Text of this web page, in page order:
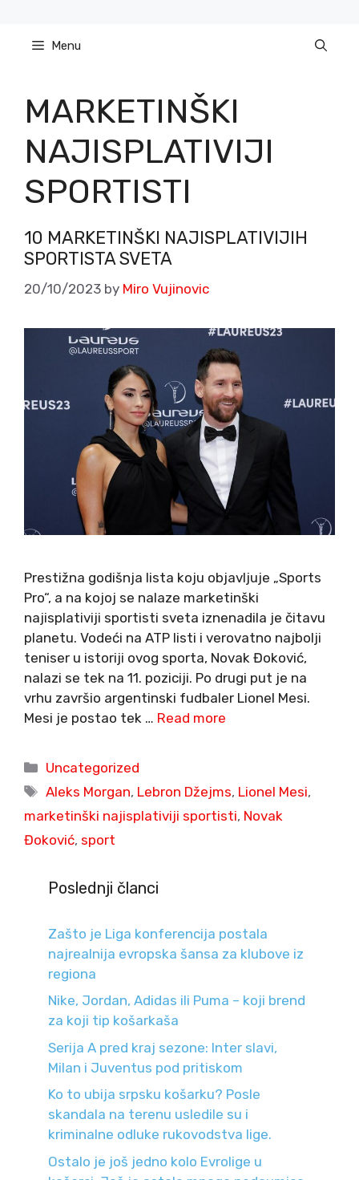
content Menu
MARKETINŠKI
NAJISPLATIVIJI
SPORTISTI
10 MARKETINŠKI NAJISPLATIVIJIH
SPORTISTA SVETA
20/10/2023 by Miro Vujinovic
Prestižna godišnja lista koju objavljuje „Sports
Pro“, a na kojoj se nalaze marketinški
najisplativiji sportisti sveta iznenadila je čitavu
planetu. Vodeći na ATP listi i verovatno najbolji
teniser u istoriji ovog sporta, Novak Đoković,
nalazi se tek na 11. poziciji. Po drugi put je na
vrhu završio argentinski fudbaler Lionel Mesi.
Mesi je postao tek … Read more
Categories
Uncategorized
Tags
Aleks Morgan, Lebron Džejms, Lionel Mesi,
marketinški najisplativiji sportisti, Novak
Đoković, sport
Poslednji članci
Zašto je Liga konferencija postala
najrealnija evropska šansa za klubove iz
regiona
Nike, Jordan, Adidas ili Puma – koji brend
za koji tip košarkaša
Serija A pred kraj sezone: Inter slavi,
Milan i Juventus pod pritiskom
Ko to ubija srpsku košarku? Posle
skandala na terenu usledile su i
kriminalne odluke rukovodstva lige.
Ostalo je još jedno kolo Evrolige u